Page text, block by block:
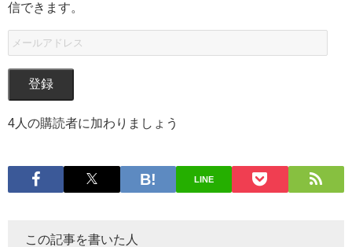
信できます。
登録
4人の購読者に加わりましょう
LINE
この記事を書いた人